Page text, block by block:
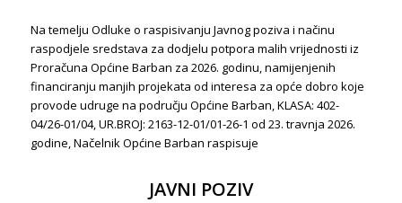
Na temelju Odluke o raspisivanju Javnog poziva i načinu
raspodjele sredstava za dodjelu potpora malih vrijednosti iz
Proračuna Općine Barban za 2026. godinu, namijenjenih
financiranju manjih projekata od interesa za opće dobro koje
provode udruge na području Općine Barban, KLASA: 402-
04/26-01/04, UR.BROJ: 2163-12-01/01-26-1 od 23. travnja 2026.
godine, Načelnik Općine Barban raspisuje
JAVNI POZIV